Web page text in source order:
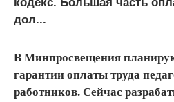
дол...
В Минпросвещения
гарантии оплаты труда
работников. Сейчас